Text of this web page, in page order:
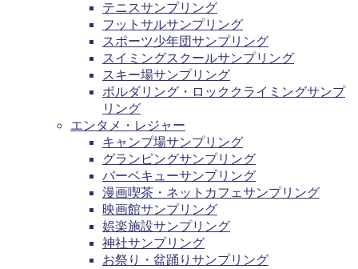
テニスサンプリング
フットサルサンプリング
スポーツ少年団サンプリング
スイミングスクールサンプリング
スキー場サンプリング
ボルダリング・ロッククライミングサンプ
リング
エンタメ・レジャー
キャンプ場サンプリング
グランピングサンプリング
バーベキューサンプリング
漫画喫茶・ネットカフェサンプリング
映画館サンプリング
娯楽施設サンプリング
神社サンプリング
お祭り・盆踊りサンプリング